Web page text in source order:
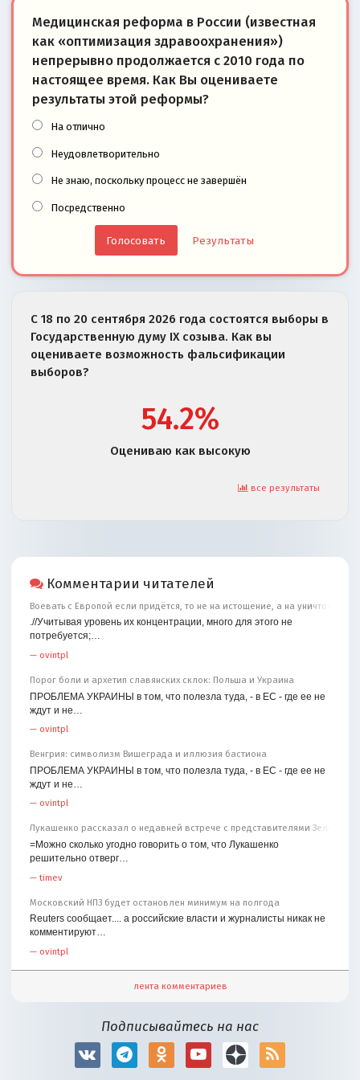
Медицинская реформа в России (известная
как «оптимизация здравоохранения»)
непрерывно продолжается с 2010 года по
настоящее время. Как Вы оцениваете
результаты этой реформы?
На отлично
Неудовлетворительно
Не знаю, поскольку процесс не завершён
Посредственно
Результаты
С 18 по 20 сентября 2026 года состоятся выборы в
Государственную думу IX созыва. Как вы
оцениваете возможность фальсификации
выборов?
54.2%
Оцениваю как высокую
все результаты
Комментарии читателей
Воевать с Европой если придётся, то не на истощение, а на уничтожение
.//Учитывая уровень их концентрации, много для этого не
потребуется;…
— ovintpl
Порог боли и архетип славянских склок: Польша и Украина
ПРОБЛЕМА УКРАИНЫ в том, что полезла туда, - в ЕС - где ее не
ждут и не…
— ovintpl
Венгрия: символизм Вишеграда и иллюзия бастиона
ПРОБЛЕМА УКРАИНЫ в том, что полезла туда, - в ЕС - где ее не
ждут и не…
— ovintpl
Лукашенко рассказал о недавней встрече с представителями
=Можно сколько угодно говорить о том, что Лукашенко
решительно отверг…
—timev
Московский НПЗ будет остановлен минимум на полгода
Reuters сообщает.... а российские власти и журналисты никак не
комментируют…
— ovintpl
лента комментариев
Подписывайтесь на нас